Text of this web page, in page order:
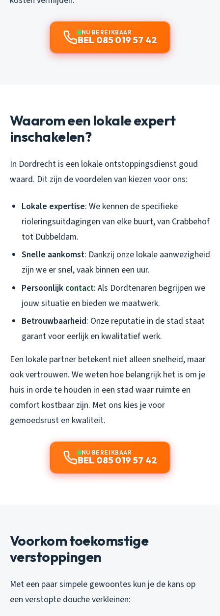
NU BEREIKBAAR
BEL 085 019 57 42
Waarom een lokale expert
inschakelen?
In Dordrecht is een lokale ontstoppingsdienst goud
waard. Dit zijn de voordelen van kiezen voor ons:
Lokale expertise: We kennen de specifieke
rioleringsuitdagingen van elke buurt, van Crabbehof
tot Dubbeldam.
Snelle aankomst: Dankzij onze lokale aanwezigheid
zijn we er snel, vaak binnen een uur.
Persoonlijk contact: Als Dordtenaren begrijpen we
jouw situatie en bieden we maatwerk.
Betrouwbaarheid: Onze reputatie in de stad staat
garant voor eerlijk en kwalitatief werk.
Een lokale partner betekent niet alleen snelheid, maar
ook vertrouwen. We weten hoe belangrijk het is om je
huis in orde te houden in een stad waar ruimte en
comfort kostbaar zijn. Met ons kies je voor
gemoedsrust en kwaliteit.
NU BEREIKBAAR
BEL 085 019 57 42
Voorkom toekomstige
verstoppingen
Met een paar simpele gewoontes kun je de kans op
een verstopte douche verkleinen: